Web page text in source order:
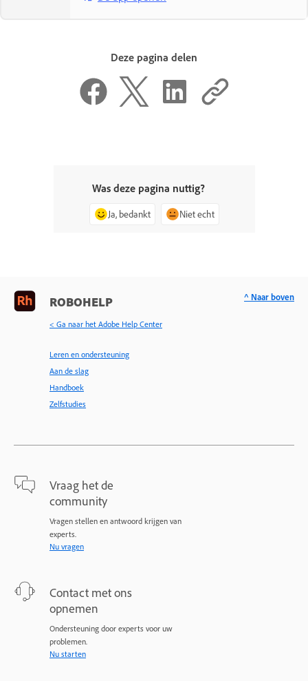
Deze pagina delen
Was deze pagina nuttig?
Ja, bedankt Niet echt
ROBOHELP
< Ga naar het Adobe Help Center
Leren en ondersteuning
Aan de slag
Handboek
Zelfstudies
Vraag het de
community
Vragen stellen en antwoord krijgen van
experts.
Nu vragen
Contact met ons
opnemen
Ondersteuning door experts voor uw
problemen.
Nu starten
^ Naar boven